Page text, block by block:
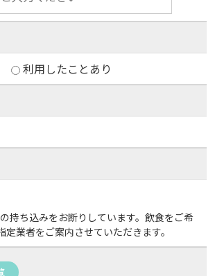
利用したことあり
持ち込みをお断りしています。飲食をご希
定業者をご案内させていただきます。